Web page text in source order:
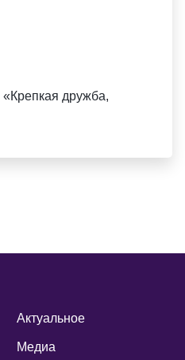
«Крепкая дружба,
Актуальное
Медиа